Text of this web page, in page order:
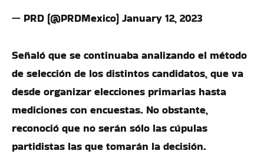
— PRD (@PRDMexico) January 12, 2023
Señaló que se continuaba analizando el método
de selección de los distintos candidatos, que va
desde organizar elecciones primarias hasta
mediciones con encuestas. No obstante,
reconoció que no serán sólo las cúpulas
partidistas las que tomarán la decisión.